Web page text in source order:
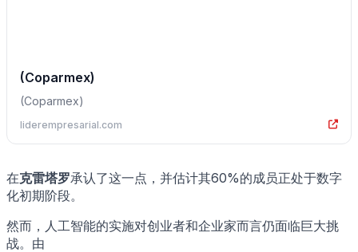
(Coparmex)
(Coparmex)
liderempresarial.com
在克雷塔罗承认了这一点，并估计其60%的成员正处于数字
化初期阶段。
然而，人工智能的实施对创业者和企业家而言仍面临巨大挑
战。由